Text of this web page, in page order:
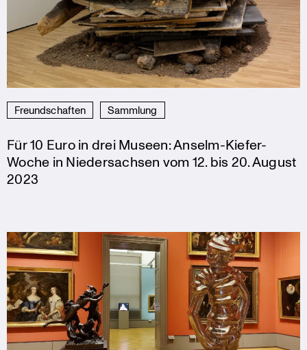
Freundschaften Sammlung
Für 10 Euro in drei Museen: Anselm-Kiefer-
Woche in Niedersachsen vom 12. bis 20. August
2023